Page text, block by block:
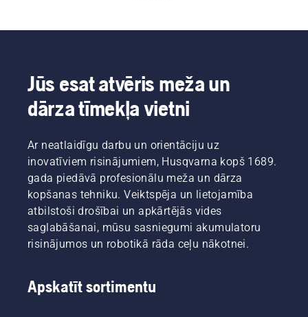
Jūs esat atvēris meža un
dārza tīmekļa vietni
Ar neatlaidīgu darbu un orientāciju uz
inovatīviem risinājumiem, Husqvarna kopš 1689.
gada piedāvā profesionālu meža un dārza
kopšanas tehniku. Veiktspēja un lietojamība
atbilstoši drošībai un apkārtējās vides
saglabāšanai, mūsu sasniegumi akumulatoru
risinājumos un robotikā rāda ceļu nākotnei.
Apskatīt sortimentu